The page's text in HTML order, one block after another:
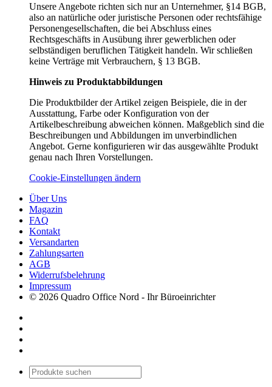
Unsere Angebote richten sich nur an Unternehmer, §14 BGB,
also an natürliche oder juristische Personen oder rechtsfähige
Personengesellschaften, die bei Abschluss eines
Rechtsgeschäfts in Ausübung ihrer gewerblichen oder
selbständigen beruflichen Tätigkeit handeln. Wir schließen
keine Verträge mit Verbrauchern, § 13 BGB.
Hinweis zu Produktabbildungen
Die Produktbilder der Artikel zeigen Beispiele, die in der
Ausstattung, Farbe oder Konfiguration von der
Artikelbeschreibung abweichen können. Maßgeblich sind die
Beschreibungen und Abbildungen im unverbindlichen
Angebot. Gerne konfigurieren wir das ausgewählte Produkt
genau nach Ihren Vorstellungen.
Cookie-Einstellungen ändern
Über Uns
Magazin
FAQ
Kontakt
Versandarten
Zahlungsarten
AGB
Widerrufsbelehrung
Impressum
© 2026 Quadro Office Nord - Ihr Büroeinrichter